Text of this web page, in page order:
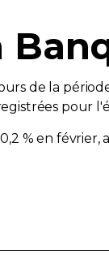
de la
pour
% en février,